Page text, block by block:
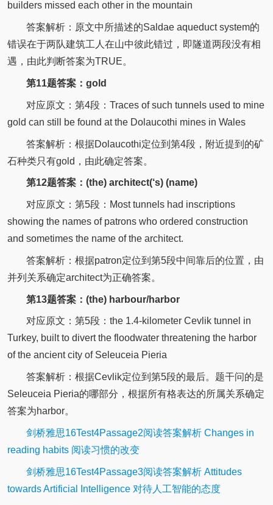
builders missed each other in the mountain
答案解析：原文中所描述的Saldae aqueduct system的
错误在于两队建筑工人在山中彼此错过，即隧道两段没有相
遇，由此判断答案为TRUE。
第11题答案：gold
对应原文：第4段：Traces of such tunnels used to mine
gold can still be found at the Dolaucothi mines in Wales
答案解析：根据Dolaucothi定位到第4段，附近提到的矿
石种类只有gold，由此确定答案。
第12题答案：(the) architect(‘s) (name)
对应原文：第5段：Most tunnels had inscriptions
showing the names of patrons who ordered construction
and sometimes the name of the architect.
答案解析：根据patron定位到第5段中间靠后的位置，由
并列关系确定architect为正确答案。
第13题答案：(the) harbour/harbor
对应原文：第5段：the 1.4-kilometer Cevlik tunnel in
Turkey, built to divert the floodwater threatening the harbor
of the ancient city of Seleuceia Pieria
答案解析：根据Cevlik定位到第5段的最后。题干问的是
Seleuceia Pieria的哪部分，根据所有格表达的所属关系确定
答案为harbor。
剑桥雅思16Test4Passage2阅读答案解析 Changes in
reading habits 阅读习惯的改变
剑桥雅思16Test4Passage3阅读答案解析 Attitudes
towards Artificial Intelligence 对待人工智能的态度